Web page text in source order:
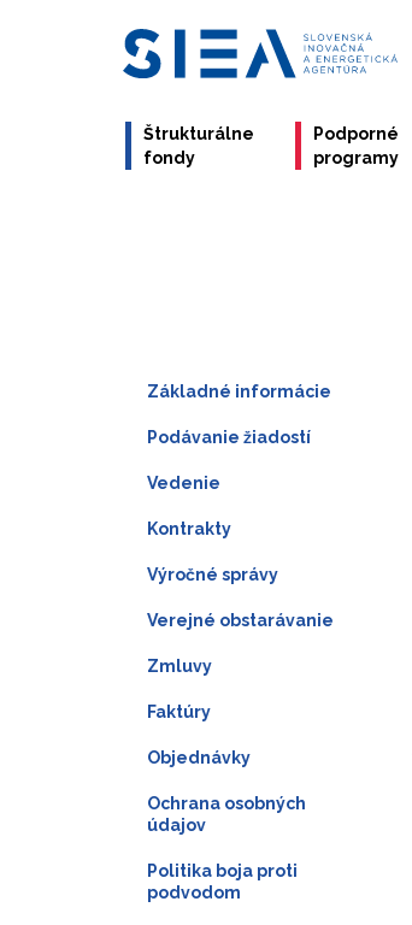
Štrukturálne
fondy
Podporné
programy
Základné informácie
Podávanie žiadostí
Vedenie
Kontrakty
Výročné správy
Verejné obstarávanie
Zmluvy
Faktúry
Objednávky
Ochrana osobných
údajov
Politika boja proti
podvodom